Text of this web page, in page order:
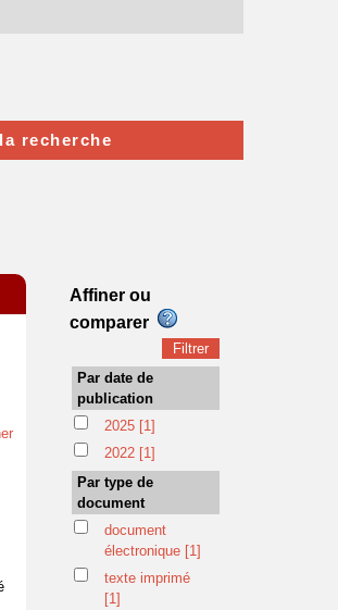
recherche
Affiner ou
comparer
Par date de
publication
2025 [1]
2022 [1]
Par type de
document
document
électronique [1]
texte imprimé
[1]